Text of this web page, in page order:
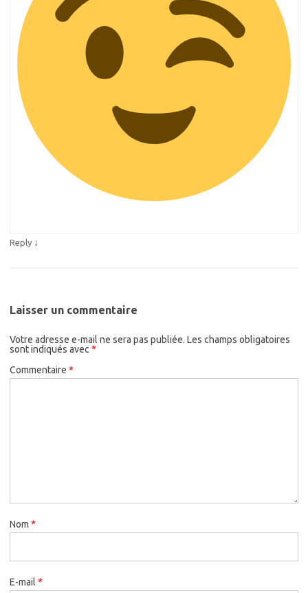
Reply ↓
Laisser un commentaire
Votre adresse e-mail ne sera pas publiée. Les champs obligatoires
sont indiqués avec*
Commentaire *
Nom *
E-mail *